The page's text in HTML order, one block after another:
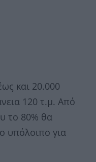
και 20.000
120 τ.μ. Από
το 80% θα
υπόλοιπο για